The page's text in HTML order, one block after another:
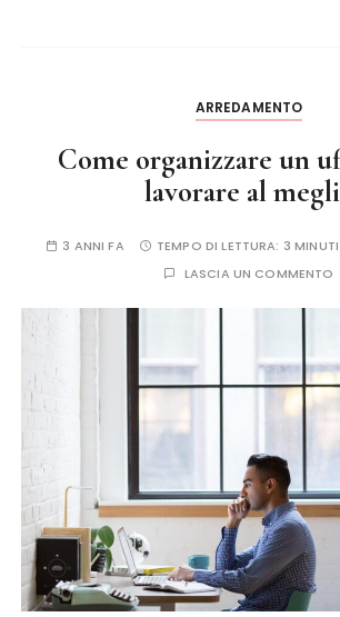
ARREDAMENTO
Come organizzare un
lavorare al
3 ANNI FA TEMPO DI LETTURA: 3 MINUTI
LASCIA UN COMMENTO